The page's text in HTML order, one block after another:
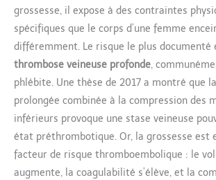
grossesse, il expose à des contraintes
spécifiques que le corps d’une femme
différemment. Le risque le plus documenté
thrombose veineuse profonde,
phlébite. Une thèse de 2017 a montré que
prolongée combinée à la compression des
inférieurs provoque une stase veineuse
état préthrombotique. Or, la grossesse est
facteur de risque thromboembolique : le
augmente, la coagulabilité s’élève, et la